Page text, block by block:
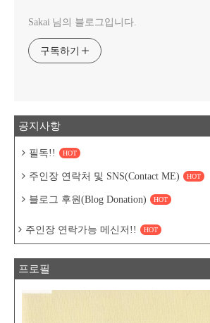
Sakai 님의 블로그입니다.
구독하기
공지사항
필독!! HOT
주인장 연락처 및 SNS(Contact ME) HOT
블로그 후원(Blog Donation) HOT
주인장 연락가능 메신저!! HOT
프로필